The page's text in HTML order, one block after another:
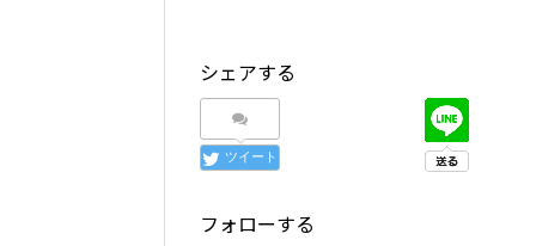
シェアする
ツイート
フォローする